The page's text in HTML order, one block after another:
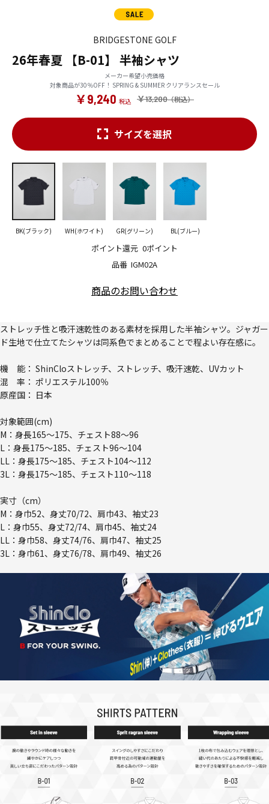
BRIDGESTONE GOLF
26年春夏 【B-01】 半袖シャツ
メーカー希望小売価格
対象商品が30％OFF！ SPRING & SUMMER クリアランスセール
￥13,200
￥9,240
品番 IGM02A
ポイント還元 0ポイント
サイズを選択
BK(ブラック) WH(ホワイト) GR(グリーン) BL(ブルー)
商品のお問い合わせ
ストレッチ性と吸汗速乾性のある素材を採用した半袖シャツ。ジャガー
ド生地で仕立てたシャツは同系色でまとめることで程よい存在感に。
機 能： ShinCloストレッチ、ストレッチ、吸汗速乾、UVカット
混 率： ポリエステル100％
原産国： 日本
対象範囲(cm)
M：身長165～175、チェスト88～96
L：身長175～185、チェスト96～104
LL：身長175～185、チェスト104～112
3L：身長175～185、チェスト110～118
実寸（cm）
M：身巾52、身丈70/72、肩巾43、袖丈23
L：身巾55、身丈72/74、肩巾45、袖丈24
LL：身巾58、身丈74/76、肩巾47、袖丈25
3L：身巾61、身丈76/78、肩巾49、袖丈26